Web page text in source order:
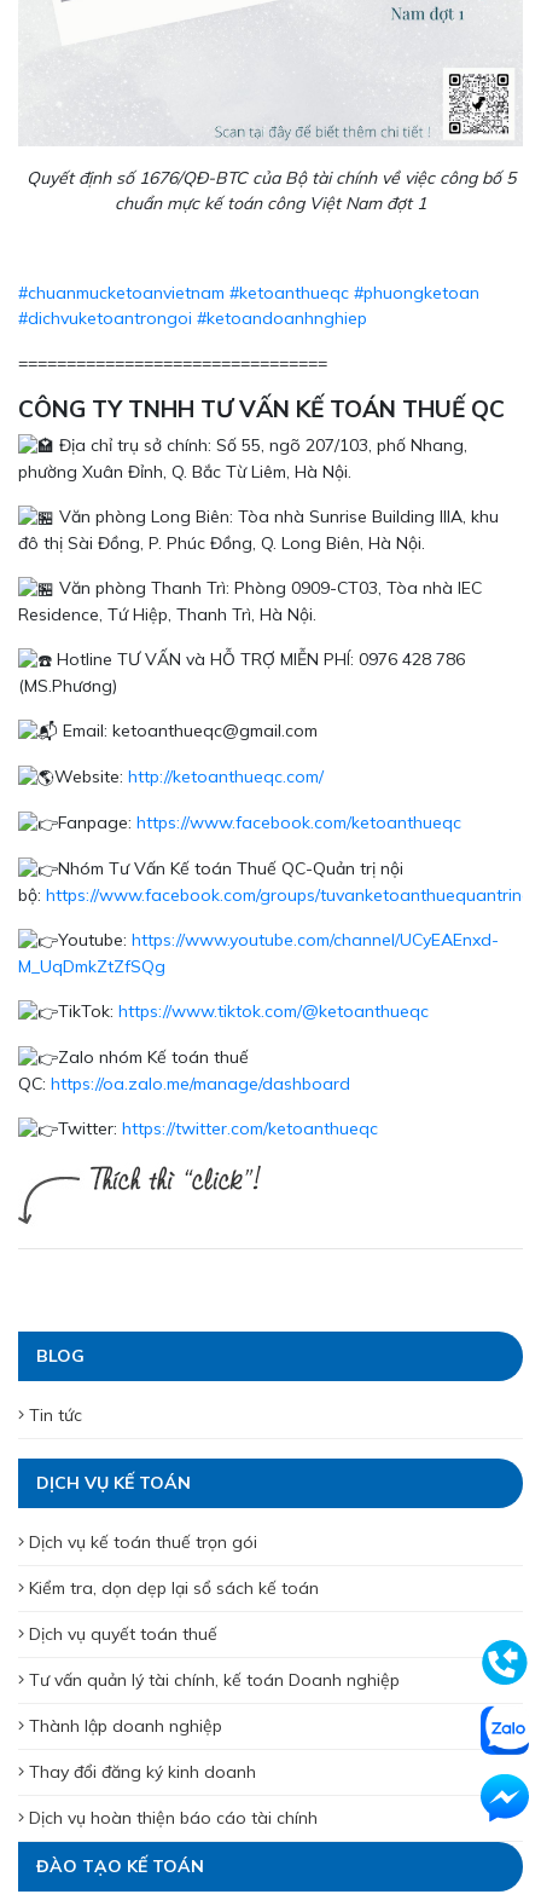
BLOG
Tin tức
DỊCH VỤ KẾ TOÁN
Dịch vụ kế toán thuế trọn gói
Kiểm tra, dọn dẹp lại sổ sách kế toán
Dịch vụ quyết toán thuế
Tư vấn quản lý tài chính, kế toán Doanh nghiệp
Thành lập doanh nghiệp
Thay đổi đăng ký kinh doanh
Dịch vụ hoàn thiện báo cáo tài chính
ĐÀO TẠO KẾ TOÁN
Quyết định số 1676/QĐ-BTC của Bộ tài chính về việc công bố 5
chuẩn mực kế toán công Việt Nam đợt 1
#chuanmucketoanvietnam #ketoanthueqc #phuongketoan
#dichvuketoantrongoi #ketoandoanhnghiep
================================
CÔNG TY TNHH TƯ VẤN KẾ TOÁN THUẾ QC
Địa chỉ trụ sở chính: Số 55, ngõ 207/103, phố Nhang,
phường Xuân Đỉnh, Q. Bắc Từ Liêm, Hà Nội.
Văn phòng Long Biên: Tòa nhà Sunrise Building IIIA, khu
đô thị Sài Đồng, P. Phúc Đồng, Q. Long Biên, Hà Nội.
Văn phòng Thanh Trì: Phòng 0909-CT03, Tòa nhà IEC
Residence, Tứ Hiệp, Thanh Trì, Hà Nội.
Hotline TƯ VẤN và HỖ TRỢ MIỄN PHÍ: 0976 428 786
(MS.Phương)
Email: ketoanthueqc@gmail.com
Website: http://ketoanthueqc.com/
Fanpage: https://www.facebook.com/ketoanthueqc
Nhóm Tư Vấn Kế toán Thuế QC-Quản trị nội
bộ: https://www.facebook.com/groups/
Youtube: https://www.youtube.com/channel/UCyEAEnxd-
M_UqDmkZtZfSQg
TikTok: https://www.tiktok.com/@ketoanthueqc
Zalo nhóm Kế toán thuế
QC: https://oa.zalo.me/manage/dashboard
Twitter: https://twitter.com/ketoanthueqc